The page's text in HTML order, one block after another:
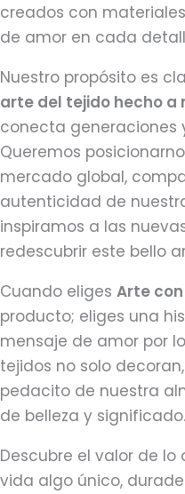
creados con
de amor en cada
Nuestro propósito es
arte del tejido hecho a
conecta generaciones
Queremos
mercado global,
autenticidad de
inspiramos a las
redescubrir este bello
Cuando eliges Arte
producto; eliges una
mensaje de amor por
tejidos no solo
pedacito de nuestra
de belleza y significado.
Descubre el valor de
vida algo único,